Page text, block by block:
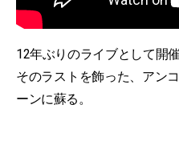
12年ぶりのライブとして開
そのラストを飾った、アン
ーンに蘇る。